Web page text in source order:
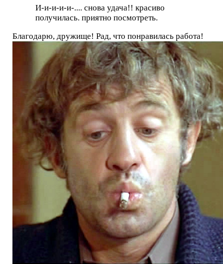
И-и-и-и-и-.... снова удача!! красиво
получилась. приятно посмотреть.
Благодарю, дружище! Рад, что понравилась работа!